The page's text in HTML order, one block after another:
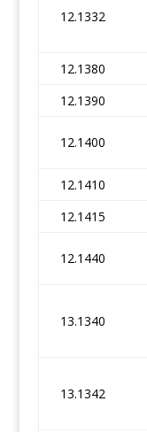
12.1332
12.1380
12.1390
12.1400
12.1410
12.1415
12.1440
13.1340
13.1342